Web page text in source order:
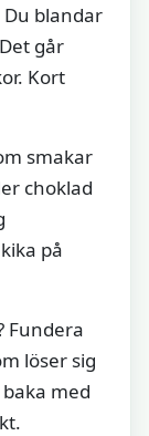
blandar
går
Kort
smakar
choklad
på
Fundera
löser sig
med